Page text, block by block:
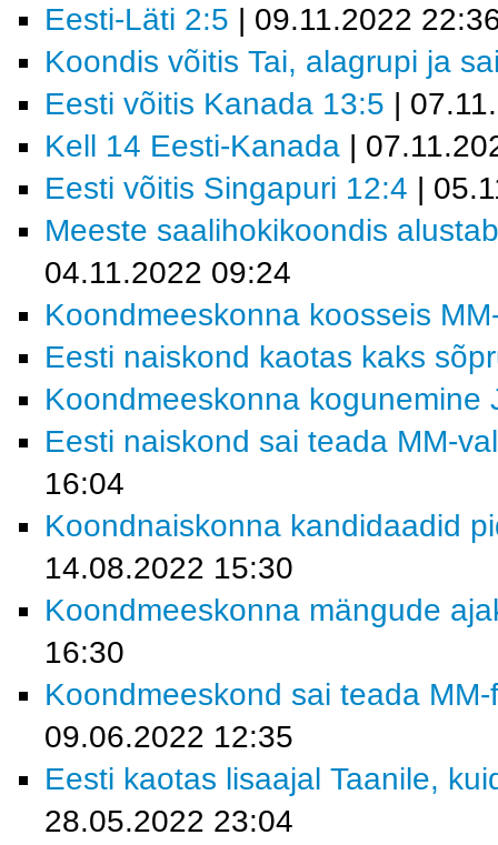
Eesti-Läti 2:5 | 09.11.2022
Koondis võitis Tai, alagrupi ja
Eesti võitis Kanada 13:5 |
Kell 14 Eesti-Kanada |
Eesti võitis Singapuri 12:4 |
Meeste saalihokikoondis
04.11.2022 09:24
Koondmeeskonna koosseis
Eesti naiskond kaotas kaks
Koondmeeskonna kogunemine
Eesti naiskond sai teada MM-
16:04
Koondnaiskonna kandidaadid
14.08.2022 15:30
Koondmeeskonna mängude
16:30
Koondmeeskond sai teada
09.06.2022 12:35
Eesti kaotas lisaajal Taanile,
28.05.2022 23:04